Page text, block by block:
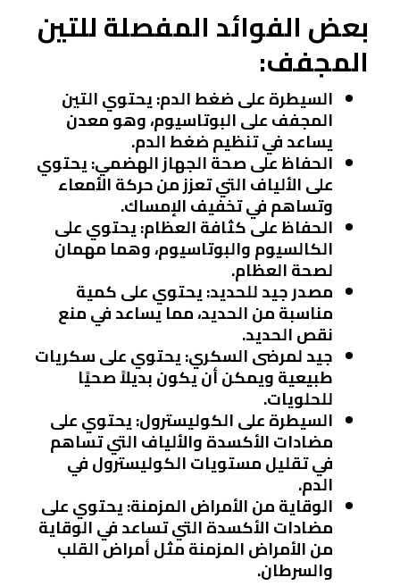
بعض الفوائد المفصلة للتين
المجفف:
السيطرة على ضغط الدم: يحتوي التين
المجفف على البوتاسيوم، وهو معدن
يساعد في تنظيم ضغط الدم.
الحفاظ على صحة الجهاز الهضمي: يحتوي
على الألياف التي تعزز من حركة الأمعاء
وتساهم في تخفيف الإمساك.
الحفاظ على كثافة العظام: يحتوي على
الكالسيوم والبوتاسيوم، وهما مهمان
لصحة العظام.
مصدر جيد للحديد: يحتوي على كمية
مناسبة من الحديد، مما يساعد في منع
نقص الحديد.
جيد لمرضى السكري: يحتوي على سكريات
طبيعية ويمكن أن يكون بديلاً صحيًا
للحلويات.
السيطرة على الكوليسترول: يحتوي على
مضادات الأكسدة والألياف التي تساهم
في تقليل مستويات الكوليسترول في
الدم.
الوقاية من الأمراض المزمنة: يحتوي على
مضادات الأكسدة التي تساعد في الوقاية
من الأمراض المزمنة مثل أمراض القلب
والسرطان.